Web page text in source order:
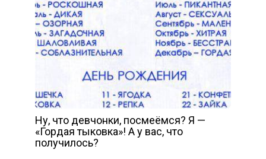
Ну, что девчонки, посмеёмся? Я —
«Гордая тыковка»! А у вас, что
получилось?